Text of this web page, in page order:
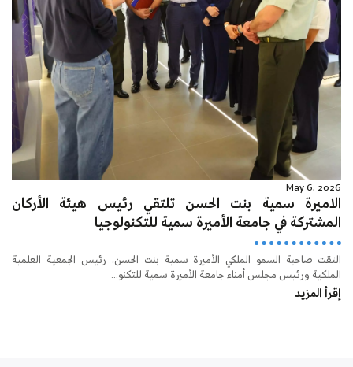
May 6, 2026
الاميرة سمية بنت الحسن تلتقي رئيس هيئة الأركان
المشتركة في جامعة الأميرة سمية للتكنولوجيا
التقت صاحبة السمو الملكي الأميرة سمية بنت الحسن، رئيس الجمعية العلمية
الملكية ورئيس مجلس أمناء جامعة الأميرة سمية للتكنو...
إقرأ المزيد